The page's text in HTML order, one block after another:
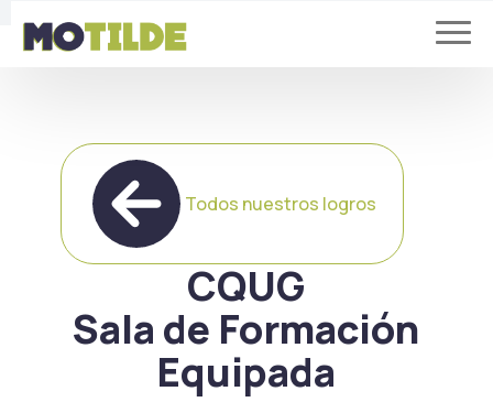
Todos nuestros logros
CQUG
Sala de Formación
Equipada